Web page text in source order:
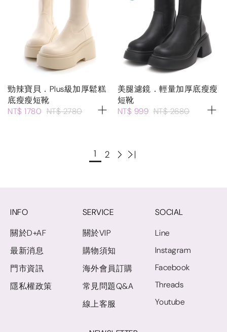
勁辣寶貝．Plus級加厚鬆糕
底瘦瘦短靴
NT$ 1780 NT$ 2780
美腿濾鏡．輕量加厚底瘦瘦
短靴
NT$ 999 NT$ 2680
1 2
INFO
關於D+AF
最新消息
門市資訊
隱私權政策
SERVICE
關於VIP
購物須知
海外會員訂購
常見問題Q&A
線上客服
SOCIAL
Line
Instagram
Facebook
Threads
Youtube